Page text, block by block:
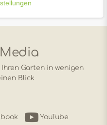
Garten in wenigen
Blick
YouTube